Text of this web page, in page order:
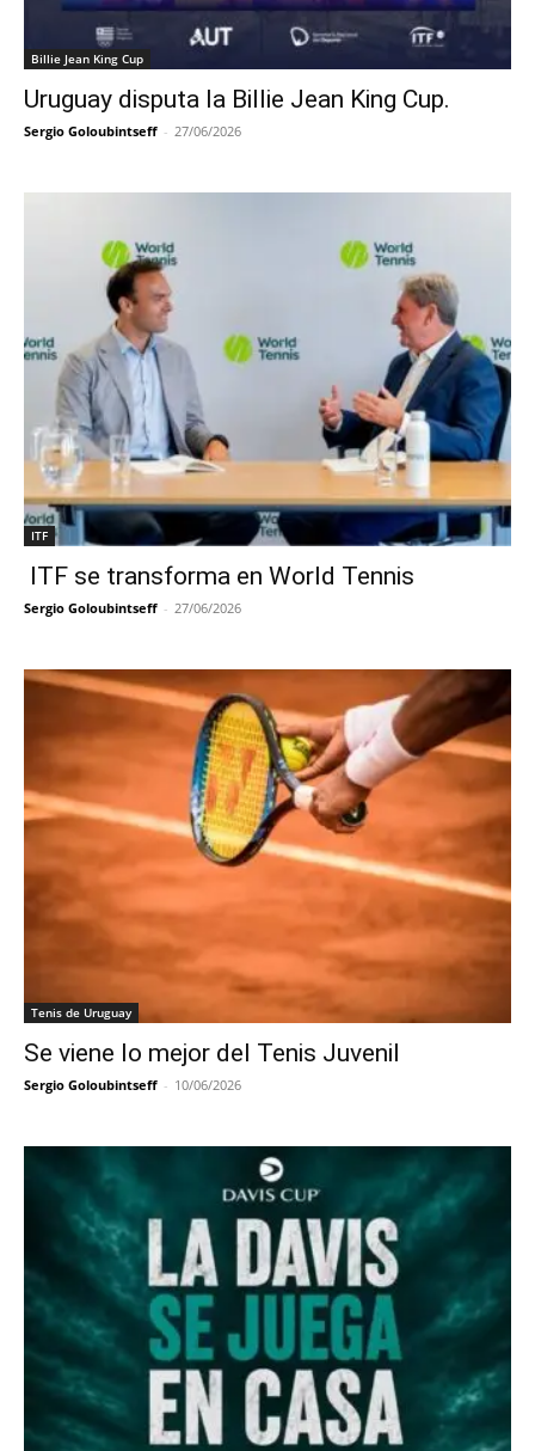
Billie Jean King Cup
Uruguay disputa la Billie Jean King Cup.
Sergio Goloubintseff - 27/06/2026
ITF
ITF se transforma en World Tennis
Sergio Goloubintseff - 27/06/2026
Tenis de Uruguay
Se viene lo mejor del Tenis Juvenil
Sergio Goloubintseff - 10/06/2026